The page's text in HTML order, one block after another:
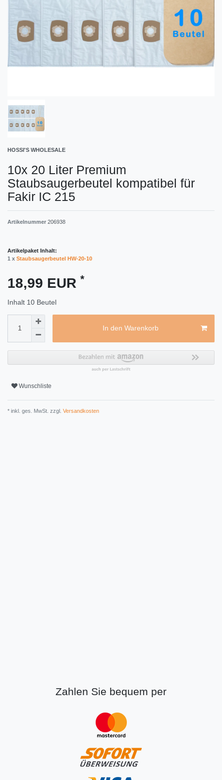
HOSSI'S WHOLESALE
10x 20 Liter Premium
Staubsaugerbeutel kompatibel für
Fakir IC 215
Artikelnummer 206938
Artikelpaket Inhalt:
1 x Staubsaugerbeutel HW-20-10
18,99 EUR *
Inhalt 10 Beutel
In den Warenkorb
Wunschliste
* inkl. ges. MwSt. zzgl. Versandkosten
Zahlen Sie bequem per